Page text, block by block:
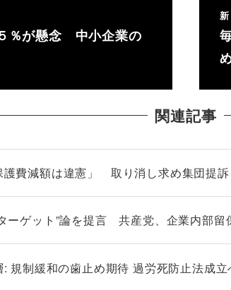
％が懸念 中小企業の
関連記事
護費減額は違憲」 取り消し求め集団提
ーゲット”論を提言 共産党、企業内部留
: 規制緩和の歯止め期待 過労死防止法成立